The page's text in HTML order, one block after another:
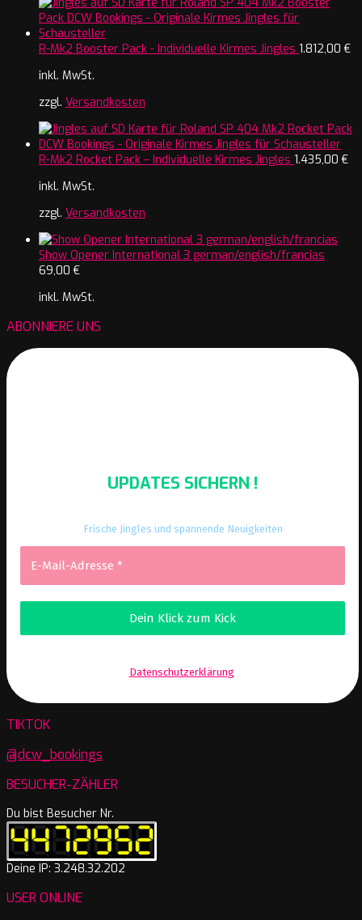
R-Mk2 Booster Pack - Individuelle Kirmes Jingles 1.812,00 €
inkl. MwSt.
zzgl. Versandkosten
R-Mk2 Rocket Pack – Individuelle Kirmes Jingles 1.435,00 €
inkl. MwSt.
zzgl. Versandkosten
Show Opener International 3 german/english/francias
69,00 €
inkl. MwSt.
ABONNIERE UNS
UPDATES SICHERN !
Frische Jingles und spannende Neuigkeiten
Datenschutzerklärung.
TIKTOK
@dcw_bookings
BESUCHER-ZÄHLER
Du bist Besucher Nr.
Deine IP: 3.248.32.202
USER ONLINE